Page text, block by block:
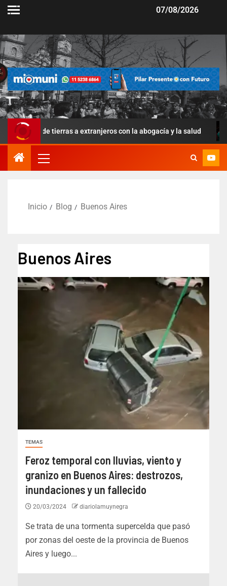
07/08/2026
de tierras a extranjeros con la abogacía y la salud
Inicio Blog Buenos Aires
Buenos Aires
TEMAS
Feroz temporal con lluvias, viento y
granizo en Buenos Aires: destrozos,
inundaciones y un fallecido
20/03/2024 diariolamuynegra
Se trata de una tormenta supercelda que pasó
por zonas del oeste de la provincia de Buenos
Aires y luego...